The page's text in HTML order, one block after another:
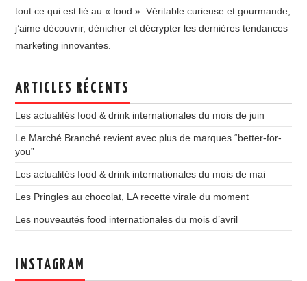
tout ce qui est lié au « food ». Véritable curieuse et gourmande,
j’aime découvrir, dénicher et décrypter les dernières tendances
marketing innovantes.
ARTICLES RÉCENTS
Les actualités food & drink internationales du mois de juin
Le Marché Branché revient avec plus de marques “better-for-
you”
Les actualités food & drink internationales du mois de mai
Les Pringles au chocolat, LA recette virale du moment
Les nouveautés food internationales du mois d’avril
INSTAGRAM